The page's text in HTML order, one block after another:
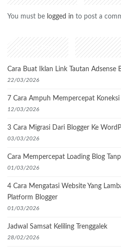
You must be logged in to post a
Recent Posts
Cara Buat Iklan Link Tautan Adsense
22/03/2026
7 Cara Ampuh Mempercepat
12/03/2026
3 Cara Migrasi Dari Blogger Ke
03/03/2026
Cara Mempercepat Loading Blog
01/03/2026
4 Cara Mengatasi Website Yang
Platform Blogger
01/03/2026
Jadwal Samsat Keliling Trenggalek
28/02/2026